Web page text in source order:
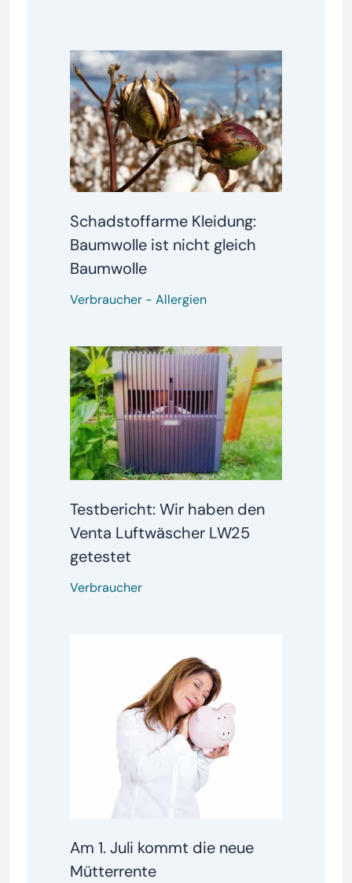
Schadstoffarme Kleidung:
Baumwolle ist nicht gleich
Baumwolle
Verbraucher- Allergien
Testbericht: Wir haben den
Venta Luftwäscher LW25
getestet
Verbraucher
Am 1. Juli kommt die neue
Mütterrente